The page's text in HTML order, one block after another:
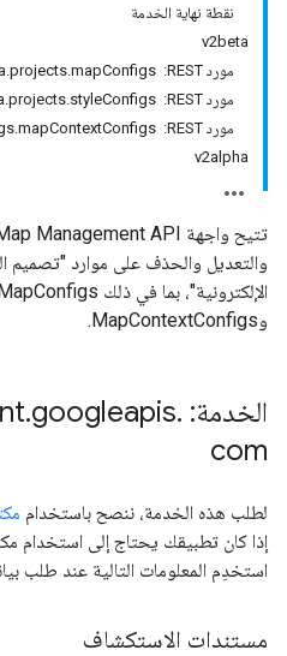
نقطة نهاية الخدمة
v2beta
مورد REST: ‏ v2beta.projects.mapConfigs
مورد REST: ‏ v2beta.projects.styleConfigs
مورد REST: ‏ v2beta.projects.mapConfigs.mapContextConfigs
v2alpha
والتعديل والحذف على موارد "تصميم
وMapContextConfigs.
الخدمة: mapmanagement .googleapis.
com
لطلب هذه الخدمة، ننصح باستخدام
إذا كان تطبيقك يحتاج إلى استخدام
استخدِم المعلومات التالية عند طلب
مستندات الاستكشاف